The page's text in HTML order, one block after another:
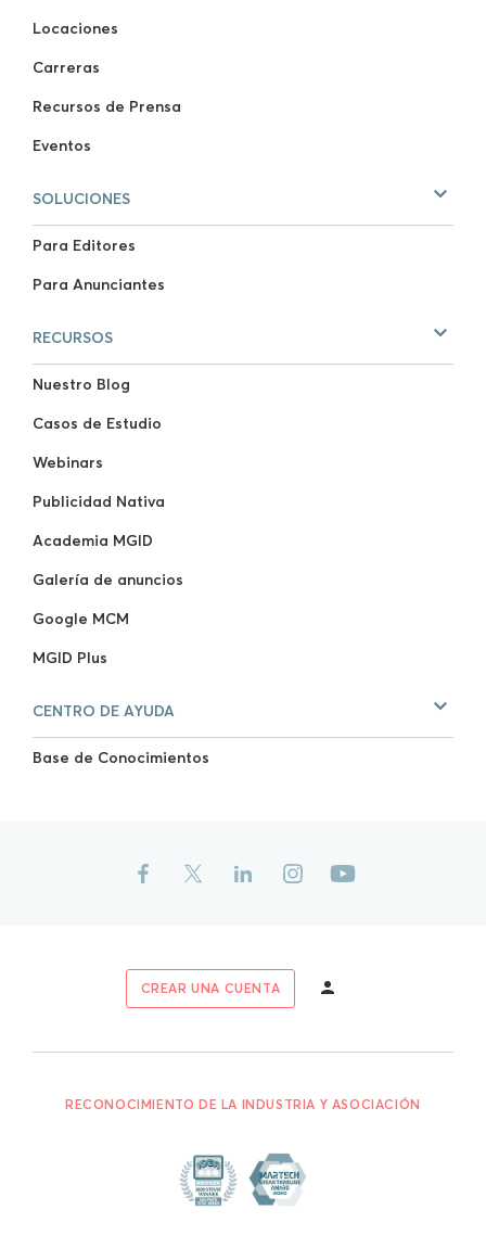
Locaciones
Carreras
Recursos de Prensa
Eventos
SOLUCIONES
Para Editores
Para Anunciantes
RECURSOS
Nuestro Blog
Casos de Estudio
Webinars
Publicidad Nativa
Academia MGID
Galería de anuncios
Google MCM
MGID Plus
CENTRO DE AYUDA
Base de Conocimientos
CREAR UNA CUENTA
RECONOCIMIENTO DE LA INDUSTRIA Y ASOCIACIÓN